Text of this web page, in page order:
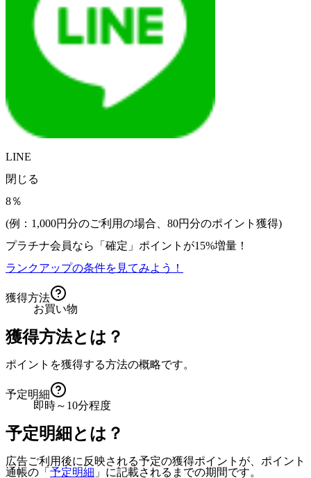
LINE
閉じる
8％
(例：1,000円分のご利用の場合、 80円分のポイント獲得)
プラチナ会員なら
「確定」 ポイントが15%増量！
ランクアップの条件を見てみよう！
獲得方法
お買い物
獲得方法とは？
ポイントを獲得する方法の概略です。
予定明細
即時～10分程度
予定明細とは？
広告ご利用後に反映される予定の獲得ポイントが、ポイント
通帳の「 予定明細 」に記載されるまでの期間です。